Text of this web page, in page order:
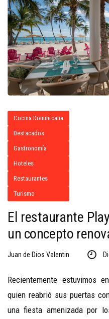
Cocina Dominicana
Destacados
Gastronomía
Hoteles
Restaurantes
Turismo
El restaurante
un concepto
Juan de Dios Valentin
Recientemente estuvimos
quien reabrió sus puertas
una fiesta amenizada por